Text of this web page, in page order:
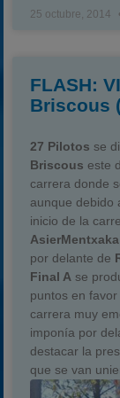
25 octubre, 2014
FLASH:
Briscous
27 Pilotos se
Briscous este
carrera donde
aunque debido
inicio de la
AsierMentxaka
por delante de
Final A se
puntos en favor
carrera muy
imponía por
destacar la
que se van